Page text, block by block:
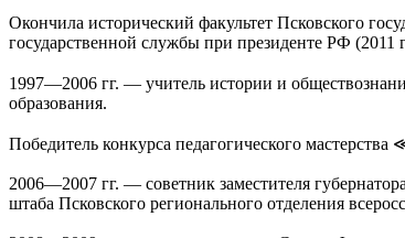
Окончила исторический факультет Псковского
государственной службы при президенте РФ (2011
1997—2006 гг. — учитель истории и
образования.
Победитель конкурса педагогического
2006—2007 гг. — советник заместителя
штаба Псковского регионального отделения